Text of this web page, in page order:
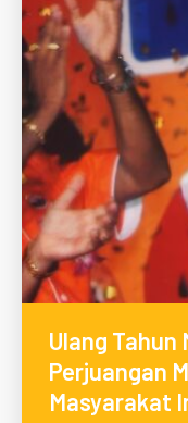
Ulang Tahun
Perjuangan
Masyarakat